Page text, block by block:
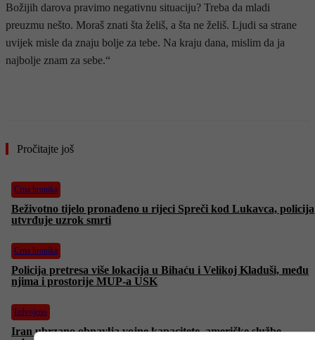
Božijih darova pravimo negativnu situaciju? Treba da mladi
preuzmu nešto. Moraš znati šta želiš, a šta ne želiš. Ljudi sa strane
uvijek misle da znaju bolje za tebe. Na kraju dana, mislim da ja
najbolje znam za sebe.“
Pročitajte još
Crna hronika
Beživotno tijelo pronađeno u rijeci Spreči kod Lukavca, policija
utvrđuje uzrok smrti
Crna hronika
Policija pretresa više lokacija u Bihaću i Velikoj Kladuši, među
njima i prostorije MUP-a USK
Izdvojeno
Iran ubrzano obnavlja vojne kapacitete, američke službe